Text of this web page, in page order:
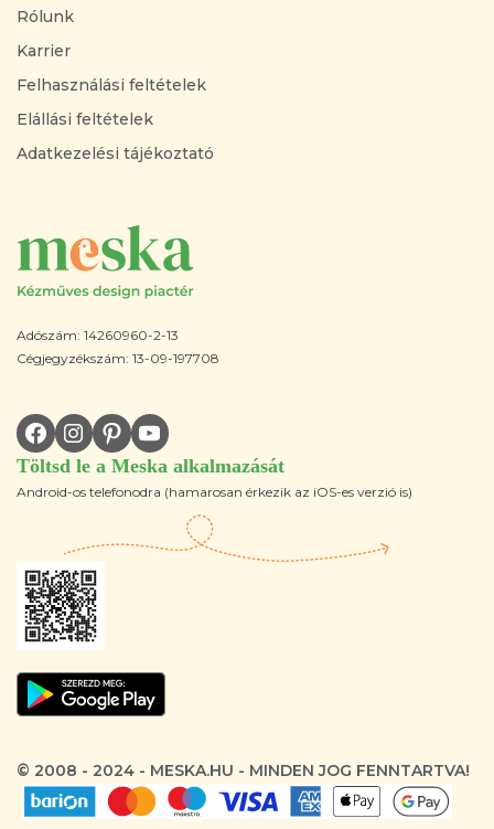
Rólunk
Karrier
Felhasználási feltételek
Elállási feltételek
Adatkezelési tájékoztató
Adószám: 14260960-2-13
Cégjegyzékszám: 13-09-197708
Töltsd le a Meska alkalmazását
Android-os telefonodra (hamarosan érkezik az iOS-es verzió is)
© 2008 - 2024 - MESKA.HU - MINDEN JOG FENNTARTVA!